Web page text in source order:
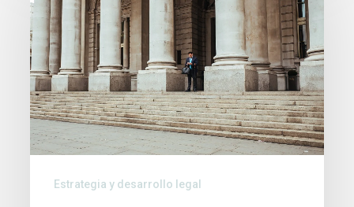
abogados:
el
«cine
de
tribunales».
Estrategia y desarrollo legal